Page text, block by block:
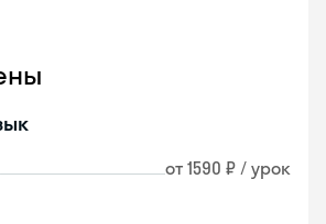
от 1590 ₽ / урок